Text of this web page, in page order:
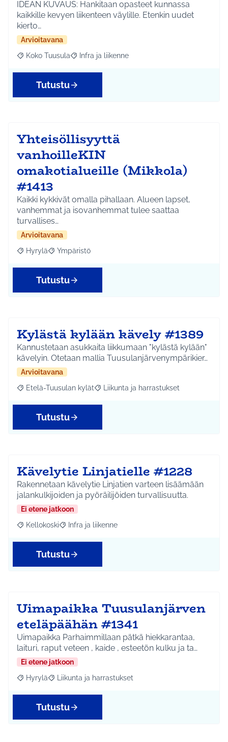
IDEAN KUVAUS: Hankitaan opasteet kunnassa
kaikkille kevyen liikenteen väylille. Etenkin uudet
kierto…
Arvioitavana
Rajaa tulokset aihepiirin mukaan: Koko Tuusula
Koko Tuusula Rajaa tulokset teeman mukaan: Infra ja liikenne
Infra ja liikenne
Tutustu
Yhteisöllisyyttä
vanhoilleKIN
omakotialueille (Mikkola)
#1413
Kaikki kykkivät omalla pihallaan. Alueen lapset,
vanhemmat ja isovanhemmat tulee saattaa
turvallises…
Arvioitavana
Rajaa tulokset aihepiirin mukaan: Hyrylä
Hyrylä Rajaa tulokset teeman mukaan: Ympäristö
Ympäristö
Tutustu
Kylästä kylään kävely #1389
Kannustetaan asukkaita liikkumaan "kylästä kylään"
kävelyin. Otetaan mallia Tuusulanjärvenympärikier…
Arvioitavana
Rajaa tulokset aihepiirin mukaan: Etelä-Tuusulan kylät
Etelä-Tuusulan kylät Rajaa tulokset teeman mukaan:
Liikunta ja harrastukset
Tutustu
Kävelytie Linjatielle #1228
Rakennetaan kävelytie Linjatien varteen lisäämään
jalankulkijoiden ja pyöräilijöiden turvallisuutta.
Ei etene jatkoon
Rajaa tulokset aihepiirin mukaan: Kellokoski
Kellokoski Rajaa tulokset teeman mukaan: Infra ja liikenne
Infra ja liikenne
Tutustu
Uimapaikka Tuusulanjärven
eteläpäähän #1341
Uimapaikka Parhaimmillaan pätkä hiekkarantaa,
laituri, raput veteen , kaide , esteetön kulku ja ta…
Ei etene jatkoon
Rajaa tulokset aihepiirin mukaan: Hyrylä
Hyrylä Rajaa tulokset teeman mukaan: Liikunta ja
Liikunta ja harrastukset
Tutustu